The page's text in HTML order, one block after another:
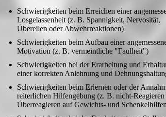
Schwierigkeiten beim Erreichen einer
Losgelassenheit (z. B. Spannigkeit, Nervosität,
Übereilen oder Abwehrreaktionen)
Schwierigkeiten beim Aufbau einer
Motivation (z. B. vermeintliche "Faulheit")
Schwierigkeiten bei der Erarbeitung und
einer korrekten Anlehnung und
Schwierigkeiten beim Erlernen oder der
reiterlichen Hilfengebung (z. B. nicht-Reagieren
Überreagieren auf Gewichts- und